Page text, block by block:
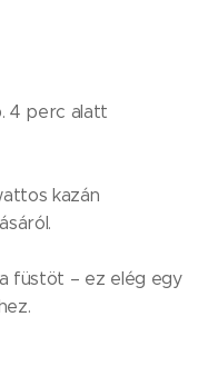
4 perc alatt
kazán
a füstöt – ez elég egy